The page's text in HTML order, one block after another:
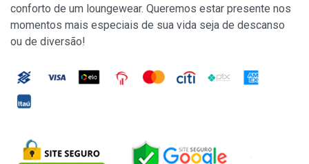
conforto de um loungewear. Queremos estar presente nos
momentos mais especiais de sua vida seja de descanso
ou de diversão!